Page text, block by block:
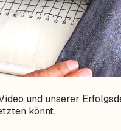
und unserer
könnt.